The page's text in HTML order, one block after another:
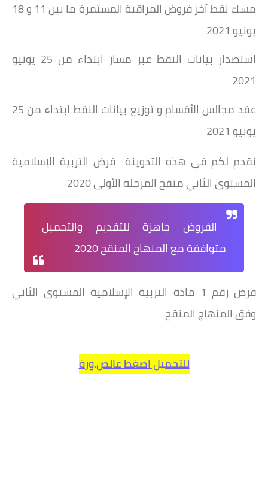
مسك نقط آخر فروض المراقبة المستمرة ما بين 11 و 18
يونيو 2021
استصدار بيانات النقط عبر مسار ابتداء من 25 يونيو
2021
عقد مجالس الأقسام و توزيع بيانات النقط ابتداء من 25
يونيو 2021
نقدم لكم في هذه التدوينة فرض التربية الإسلامية
المستوى الثاني منقح المرحلة الأولى 2020
الفروض جاهزة للتقديم والتحميل
متوافقة مع المنهاج المنقح 2020
فرض رقم 1 مادة التربية الإسلامية المستوى الثاني
وفق المنهاج المنقح
للتحميل اصغط عالص.ورة